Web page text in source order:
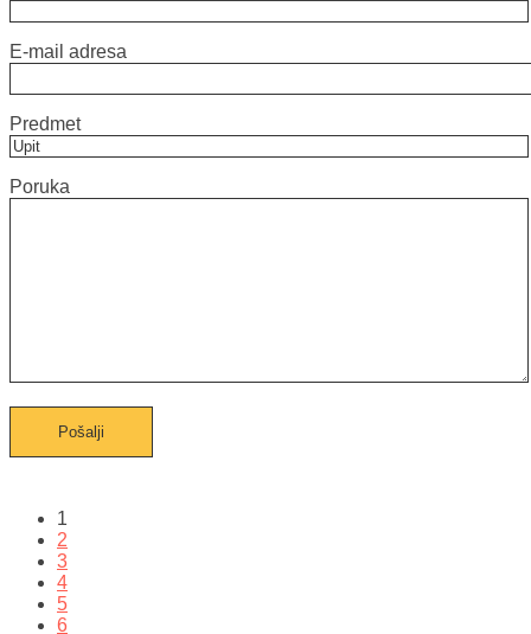
E-mail adresa
Predmet
Poruka
1
2
3
4
5
6